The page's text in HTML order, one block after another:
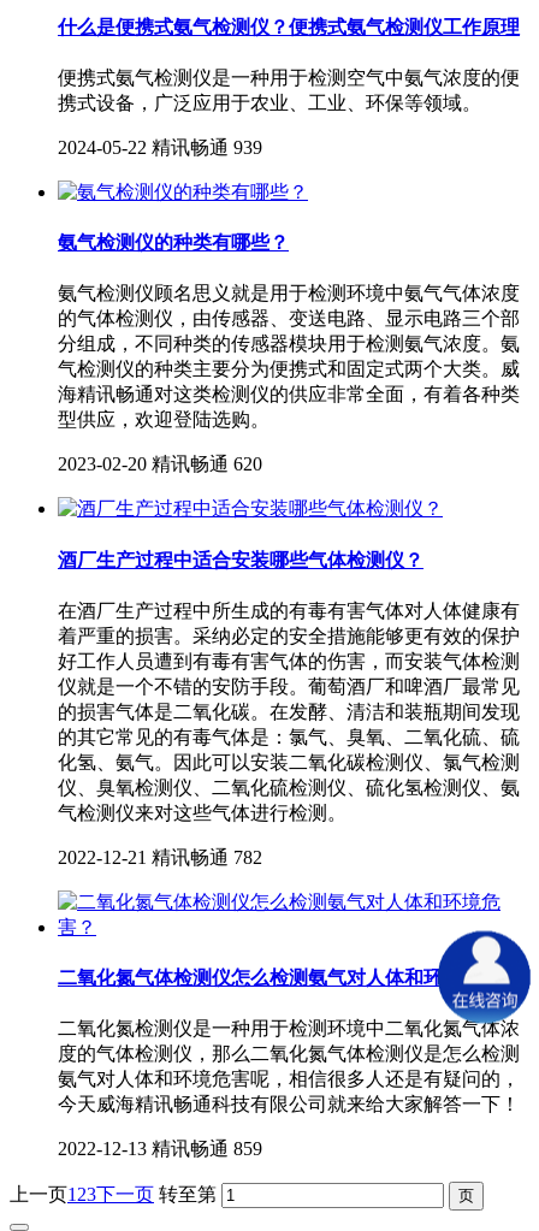
什么是便携式氨气检测仪？便携式氨气检测仪工作原理
便携式氨气检测仪是一种用于检测空气中氨气浓度的便
携式设备，广泛应用于农业、工业、环保等领域。
2024-05-22 精讯畅通 939
氨气检测仪的种类有哪些？
氨气检测仪顾名思义就是用于检测环境中氨气气体浓度
的气体检测仪，由传感器、变送电路、显示电路三个部
分组成，不同种类的传感器模块用于检测氨气浓度。氨
气检测仪的种类主要分为便携式和固定式两个大类。威
海精讯畅通对这类检测仪的供应非常全面，有着各种类
型供应，欢迎登陆选购。
2023-02-20 精讯畅通 620
酒厂生产过程中适合安装哪些气体检测仪？
在酒厂生产过程中所生成的有毒有害气体对人体健康有
着严重的损害。采纳必定的安全措施能够更有效的保护
好工作人员遭到有毒有害气体的伤害，而安装气体检测
仪就是一个不错的安防手段。葡萄酒厂和啤酒厂最常见
的损害气体是二氧化碳。在发酵、清洁和装瓶期间发现
的其它常见的有毒气体是：氯气、臭氧、二氧化硫、硫
化氢、氨气。因此可以安装二氧化碳检测仪、氯气检测
仪、臭氧检测仪、二氧化硫检测仪、硫化氢检测仪、氨
气检测仪来对这些气体进行检测。
2022-12-21 精讯畅通 782
二氧化氮气体检测仪怎么检测氨气对人体和环境危害？
二氧化氮检测仪是一种用于检测环境中二氧化氮气体浓
度的气体检测仪，那么二氧化氮气体检测仪是怎么检测
氨气对人体和环境危害呢，相信很多人还是有疑问的，
今天威海精讯畅通科技有限公司就来给大家解答一下！
2022-12-13 精讯畅通 859
上一页1 23下一页 转至第